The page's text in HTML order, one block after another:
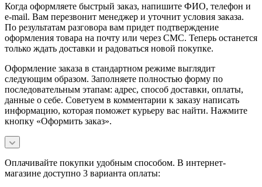
Когда оформляете быстрый заказ, напишите ФИО, телефон и
e-mail. Вам перезвонит менеджер и уточнит условия заказа.
По результатам разговора вам придет подтверждение
оформления товара на почту или через СМС. Теперь останется
только ждать доставки и радоваться новой покупке.
Оформление заказа в стандартном режиме выглядит
следующим образом. Заполняете полностью форму по
последовательным этапам: адрес, способ доставки, оплаты,
данные о себе. Советуем в комментарии к заказу написать
информацию, которая поможет курьеру вас найти. Нажмите
кнопку «Оформить заказ».
Оплачивайте покупки удобным способом. В интернет-
магазине доступно 3 варианта оплаты: